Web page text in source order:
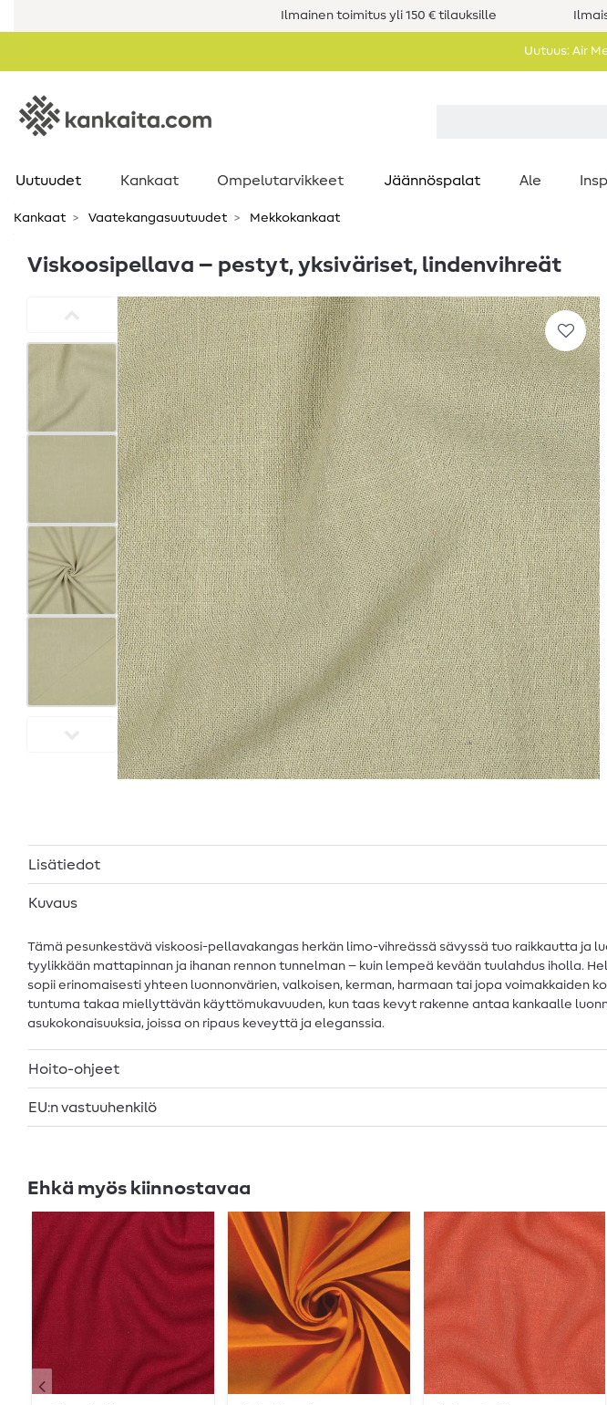
Ilmainen toimitus yli 150 € tilauksille
Uutuus: Air
Uutuudet Kankaat Ompelutarvikkeet Jäännöspalat Ale
Kankaat Vaatekangasuutuudet Mekkokankaat
Viskoosipellava – pestyt, yksiväriset, lindenvihreät
Lisätiedot
Kuvaus
Tämä pesunkestävä viskoosi-pellavakangas herkän limo-vihreässä sävyssä tuo raikkautta
tyylikkään mattapinnan ja ihanan rennon tunnelman – kuin lempeä kevään tuulahdus iholla.
sopii erinomaisesti yhteen luonnonvärien, valkoisen, kerman, harmaan tai jopa voimakkaiden
tuntuma takaa miellyttävän käyttömukavuuden, kun taas kevyt rakenne antaa kankaalle
asukokonaisuuksia, joissa on ripaus keveyttä ja eleganssia.
Hoito-ohjeet
EU:n vastuuhenkilö
Ehkä myös kiinnostavaa